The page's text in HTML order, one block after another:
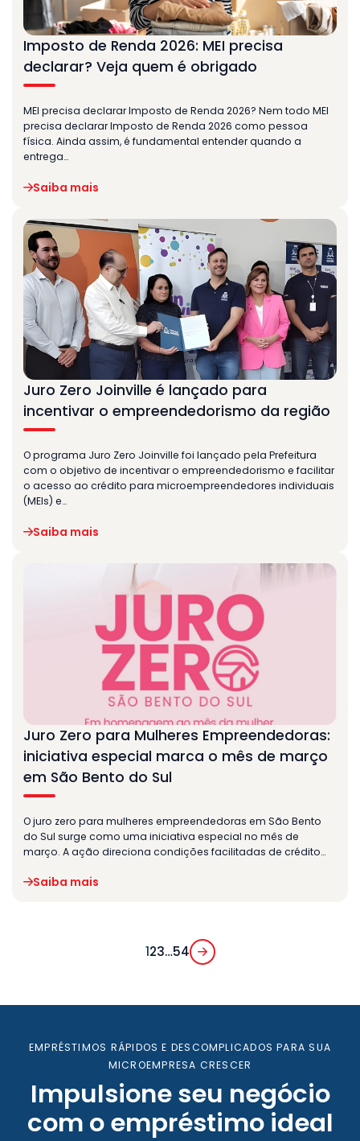
Imposto de Renda 2026: MEI precisa
declarar? Veja quem é obrigado
MEI precisa declarar Imposto de Renda 2026? Nem todo MEI
precisa declarar Imposto de Renda 2026 como pessoa
física. Ainda assim, é fundamental entender quando a
entrega…
Saiba mais
Juro Zero Joinville é lançado para
incentivar o empreendedorismo da região
O programa Juro Zero Joinville foi lançado pela Prefeitura
com o objetivo de incentivar o empreendedorismo e facilitar
o acesso ao crédito para microempreendedores individuais
(MEIs) e…
Saiba mais
Juro Zero para Mulheres Empreendedoras:
iniciativa especial marca o mês de março
em São Bento do Sul
O juro zero para mulheres empreendedoras em São Bento
do Sul surge como uma iniciativa especial no mês de
março. A ação direciona condições facilitadas de crédito…
Saiba mais
123…54
EMPRÉSTIMOS RÁPIDOS E DESCOMPLICADOS PARA SUA
MICROEMPRESA CRESCER
Impulsione seu negócio
com o empréstimo ideal